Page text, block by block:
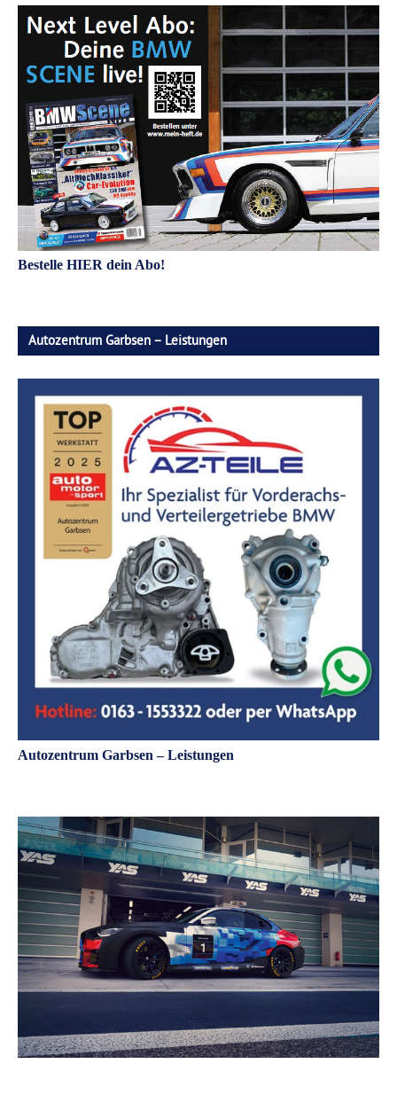
Bestelle HIER dein Abo!
Autozentrum Garbsen – Leistungen
Autozentrum Garbsen – Leistungen